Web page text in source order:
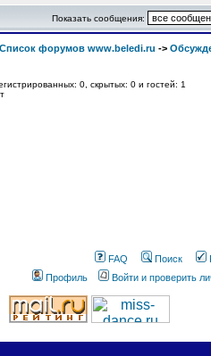
Показать сообщения:
Список форумов www.beledi.ru ->
0, скрытых: 0 и гостей: 1
FAQ Поиск
Профиль
Войти и проверить